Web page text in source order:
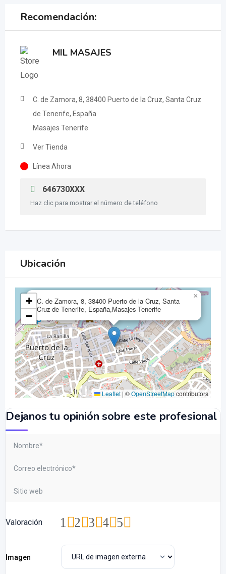
Recomendación:
MIL MASAJES
C. de Zamora, 8, 38400 Puerto de la Cruz, Santa Cruz
de Tenerife, España
Masajes Tenerife
Ver Tienda
Línea Ahora
646730XXX
Haz clic para mostrar el número de teléfono
Ubicación
C. de Zamora, 8, 38400 Puerto de la Cruz, Santa
Cruz de Tenerife, España,Masajes Tenerife
×
+
−
Leaflet | ©OpenStreetMapcontributors
Dejanos tu opinión sobre este profesional
Valoración 5
4
3
2
1
Imagen